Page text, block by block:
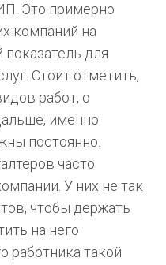
Это примерно
компаний на
для
Стоит отметить,
работ, о
именно
постоянно.
часто
У них не так
чтобы держать
на него
работника такой